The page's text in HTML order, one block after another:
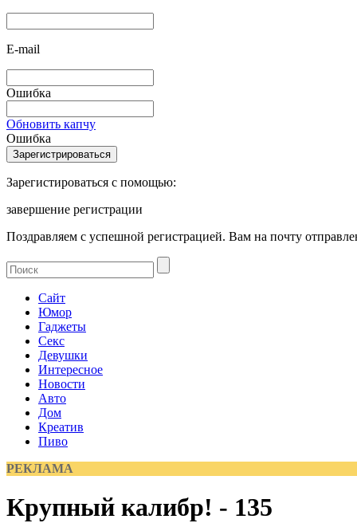
E-mail
Ошибка
Обновить капчу
Ошибка
Зарегистироваться с помощью:
завершение регистрации
Поздравляем с успешной регистрацией. Вам на почту
Сайт
Юмор
Гаджеты
Секс
Девушки
Интересное
Новости
Авто
Дом
Креатив
Пиво
РЕКЛАМА
Крупный калибр! - 135